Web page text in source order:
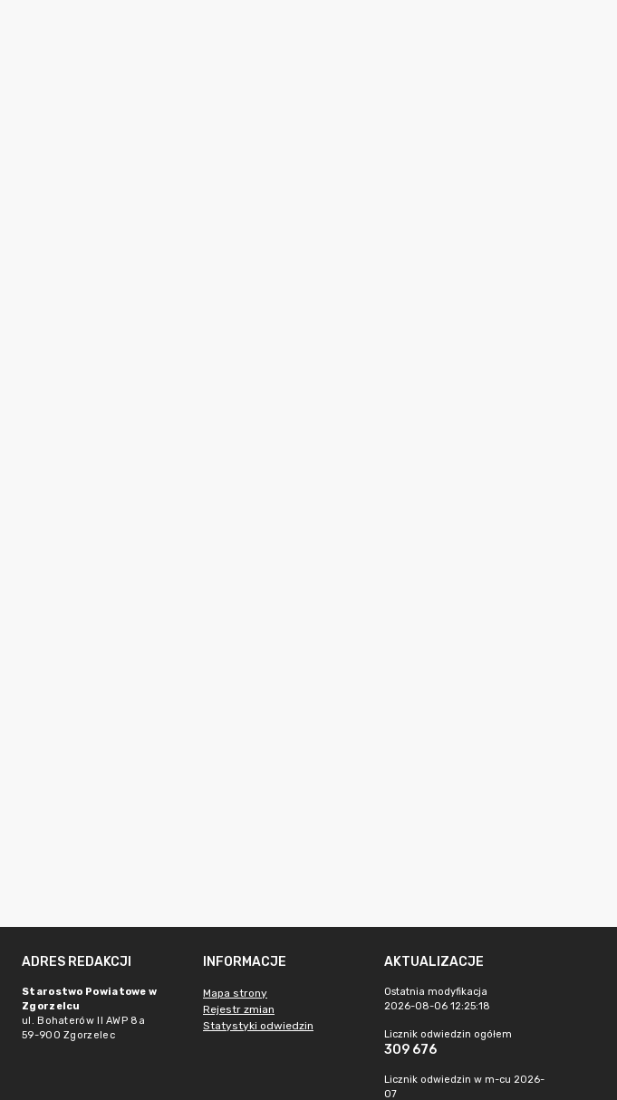
ADRES REDAKCJI
Starostwo Powiatowe w
Zgorzelcu
ul. Bohaterów II AWP 8a
59-900 Zgorzelec
INFORMACJE
Mapa strony
Rejestr zmian
Statystyki odwiedzin
AKTUALIZACJE
Ostatnia modyfikacja
2026-08-06 12:25:18
Licznik odwiedzin ogółem
309 676
Licznik odwiedzin w m-cu 2026-
07